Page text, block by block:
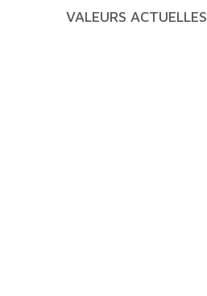
VALEURS ACTUELLES